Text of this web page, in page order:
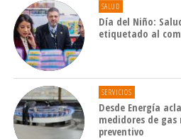
SALUD
Día del Niño:
etiquetado al
SERVICIOS
Desde Energía
medidores de gas
preventivo